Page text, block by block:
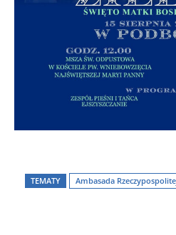
TEMATY Ambasada